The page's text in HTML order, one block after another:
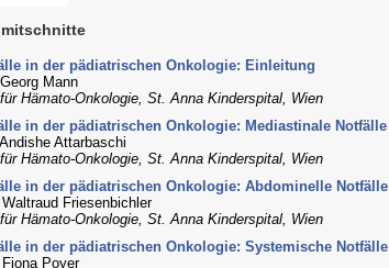
in der pädiatrischen Onkologie: Einleitung
Mann
Hämato-Onkologie, St. Anna Kinderspital, Wien
in der pädiatrischen Onkologie: Mediastinale Notfälle
Attarbaschi
Hämato-Onkologie, St. Anna Kinderspital, Wien
in der pädiatrischen Onkologie: Abdominelle Notfälle
Waltraud Friesenbichler
Hämato-Onkologie, St. Anna Kinderspital, Wien
in der pädiatrischen Onkologie: Systemische Notfälle
Fiona Poyer